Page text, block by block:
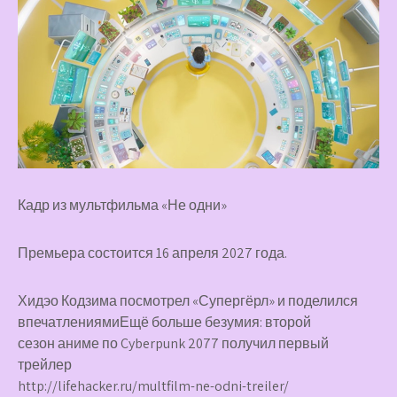
Кадр из мультфильма «Не одни»
Премьера состоится 16 апреля 2027 года.
Хидэо Кодзима посмотрел «Супергёрл» и поделился
впечатлениямиЕщё больше безумия: второй
сезон аниме по Cyberpunk 2077 получил первый
трейлер
http://lifehacker.ru/multfilm-ne-odni-treiler/